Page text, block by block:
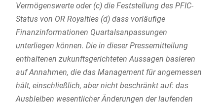
Vermögenswerte oder (c) die Feststellung des PFIC-
Status von OR Royalties (d) dass vorläufige
Finanzinformationen Quartalsanpassungen
unterliegen können. Die in dieser Pressemitteilung
enthaltenen zukunftsgerichteten Aussagen basieren
auf Annahmen, die das Management für angemessen
hält, einschließlich, aber nicht beschränkt auf: das
Ausbleiben wesentlicher Änderungen der laufenden